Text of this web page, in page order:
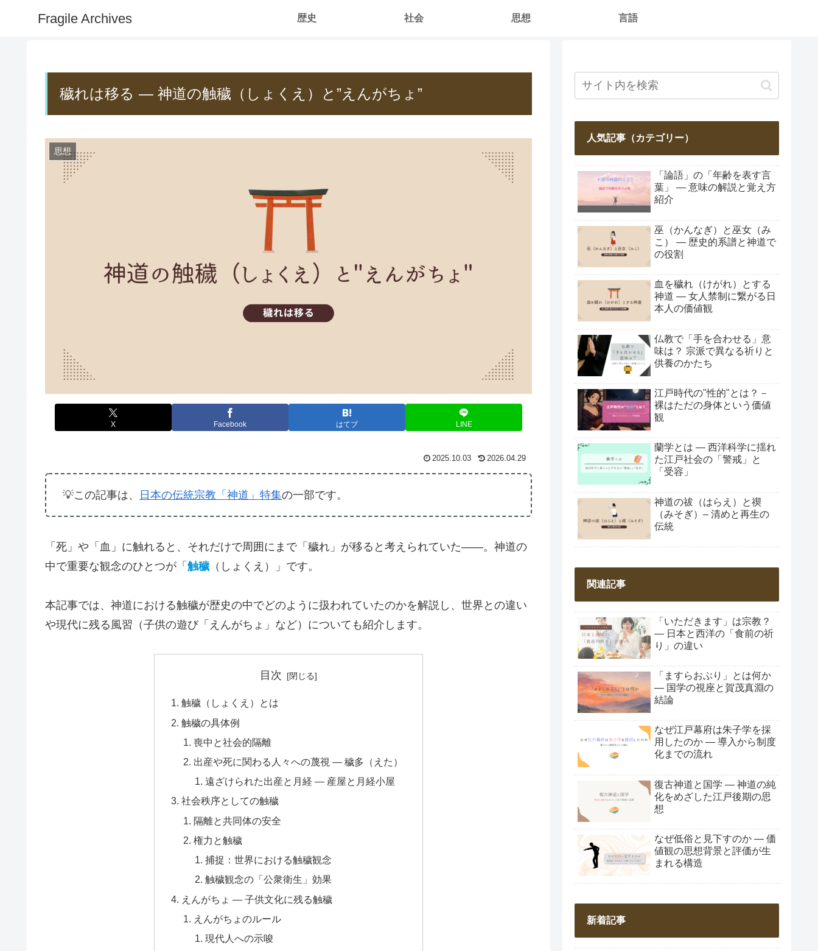
Fragile Archives 歴史 社会 思想 言語
穢れは移る ― 神道の触穢（しょくえ）と”えんがちょ”
思想
X Facebook はてブ LINE
2025.10.03 2026.04.29
💡この記事は、 日本の伝統宗教「神道」特集の一部です。
「死」や「血」に触れると、それだけで周囲にまで「穢れ」が移ると考えられていた――。神道の
中で重要な観念のひとつが「 触穢 （しょくえ）」です。
本記事では、神道における触穢が歴史の中でどのように扱われていたのかを解説し、世界との違い
や現代に残る風習（子供の遊び「えんがちょ」など）についても紹介します。
目次
触穢（しょくえ）とは
触穢の具体例
喪中と社会的隔離
出産や死に関わる人々への蔑視 ― 穢多（えた）
遠ざけられた出産と月経 ― 産屋と月経小屋
社会秩序としての触穢
隔離と共同体の安全
権力と触穢
捕捉：世界における触穢観念
触穢観念の「公衆衛生」効果
えんがちょ ― 子供文化に残る触穢
えんがちょのルール
現代人への示唆
人気記事（カテゴリー）
「論語」の「年齢を表す言
葉」 ― 意味の解説と覚え方
紹介
巫（かんなぎ）と巫女（み
こ） ― 歴史的系譜と神道で
の役割
血を穢れ（けがれ）とする
神道 ― 女人禁制に繋がる日
本人の価値観
仏教で「手を合わせる」意
味は？ 宗派で異なる祈りと
供養のかたち
江戸時代の"性的"とは？－
裸はただの身体という価値
観
蘭学とは ― 西洋科学に揺れ
た江戸社会の「警戒」と
「受容」
神道の祓（はらえ）と禊
（みそぎ）– 清めと再生の
伝統
関連記事
「いただきます」は宗教？
― 日本と西洋の「食前の祈
り」の違い
「ますらおぶり」とは何か
― 国学の視座と賀茂真淵の
結論
なぜ江戸幕府は朱子学を採
用したのか ― 導入から制度
化までの流れ
復古神道と国学 ― 神道の純
化をめざした江戸後期の思
想
なぜ低俗と見下すのか ― 価
値観の思想背景と評価が生
まれる構造
新着記事